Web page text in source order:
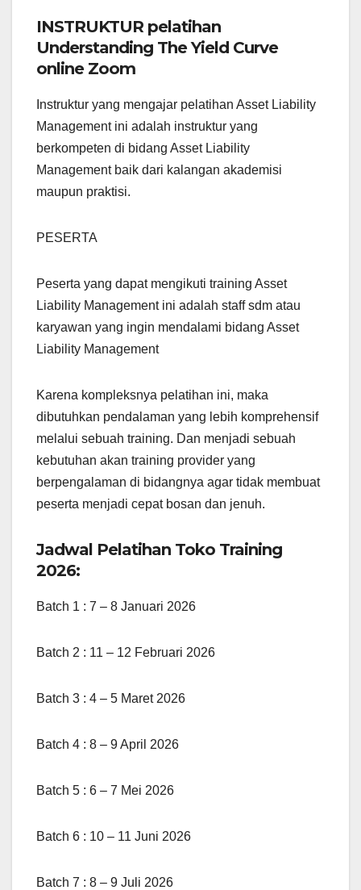
INSTRUKTUR pelatihan
Understanding The Yield Curve
online Zoom
Instruktur yang mengajar pelatihan Asset Liability
Management ini adalah instruktur yang
berkompeten di bidang Asset Liability
Management baik dari kalangan akademisi
maupun praktisi.
PESERTA
Peserta yang dapat mengikuti training Asset
Liability Management ini adalah staff sdm atau
karyawan yang ingin mendalami bidang Asset
Liability Management
Karena kompleksnya pelatihan ini, maka
dibutuhkan pendalaman yang lebih komprehensif
melalui sebuah training. Dan menjadi sebuah
kebutuhan akan training provider yang
berpengalaman di bidangnya agar tidak membuat
peserta menjadi cepat bosan dan jenuh.
Jadwal Pelatihan Toko Training
2026:
Batch 1 : 7 – 8 Januari 2026
Batch 2 : 11 – 12 Februari 2026
Batch 3 : 4 – 5 Maret 2026
Batch 4 : 8 – 9 April 2026
Batch 5 : 6 – 7 Mei 2026
Batch 6 : 10 – 11 Juni 2026
Batch 7 : 8 – 9 Juli 2026